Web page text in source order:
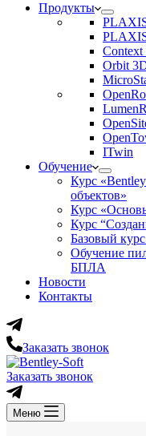
Продукты
Context
Orbit
ITwin
Обучение
Курс
объектов»
Курс
Курс
Базовый
Обучение
БПЛА
Новости
Контакты
Заказать звонок
Заказать звонок
Меню